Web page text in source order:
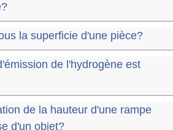
la superficie d'une pièce?
de l'hydrogène est
de la hauteur d'une rampe
d'un objet?